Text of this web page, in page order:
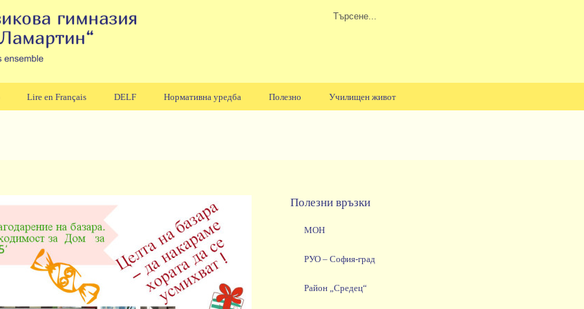
Lire en Français DELF Нормативна уредба Полезно Училищен живот
Полезни връзки
МОН
РУО – София-град
Район „Средец“